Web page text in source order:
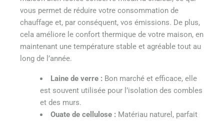
vous permet de réduire votre consommation de
chauffage et, par conséquent, vos émissions. De plus,
cela améliore le confort thermique de votre maison, en
maintenant une température stable et agréable tout au
long de l’année.
Laine de verre : Bon marché et efficace, elle
est souvent utilisée pour l’isolation des combles
et des murs.
Ouate de cellulose : Matériau naturel, parfait